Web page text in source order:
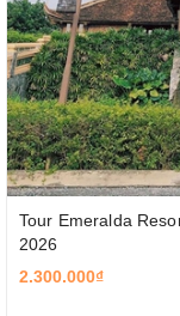
Tour Emeralda
2026
2.300.000₫